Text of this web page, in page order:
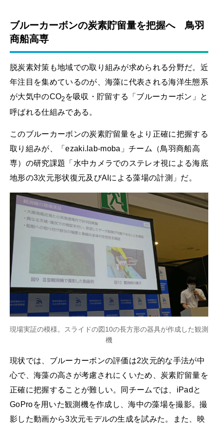
ブルーカーボンの炭素貯留量を把握へ 鳥羽
商船高専
脱炭素対策も地域での取り組みが求められる分野だ。近
年注目を集めているのが、海藻に代表される海洋生態系
が大気中のCO2 を吸収・貯留する「ブルーカーボン」と
呼ばれる仕組みである。
このブルーカーボンの炭素貯留量をより正確に把握する
取り組みが、「ezaki.lab-moba」チーム（鳥羽商船高
専）の研究課題「水中カメラでのステレオ視による海底
地形の3次元形状復元及びAIによる藻場の計測」だ。
現場実証の模様。スライドの図10の長方形の器具が作成した観測
機
現状では、ブルーカーボンの評価は2次元的な手法が中
心で、海藻の高さが考慮されにくいため、炭素貯留量を
正確に把握することが難しい。同チームでは、iPadと
GoProを用いた観測機を作成し、海中の藻場を撮影。撮
影した動画から3次元モデルの生成を試みた。また、映